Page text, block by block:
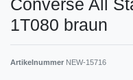
1T080 braun
Artikelnummer NEW-15716